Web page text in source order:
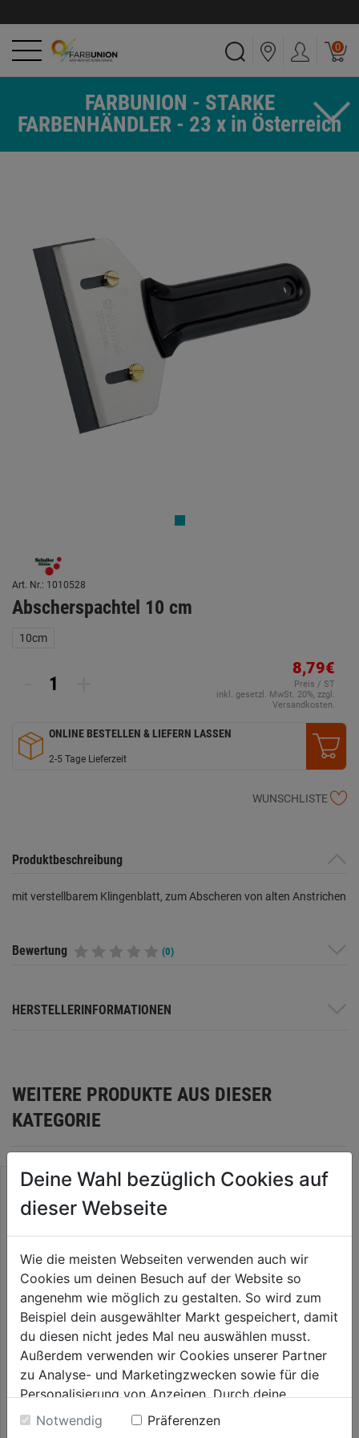
0
FARBUNION - STARKE
FARBENHÄNDLER - 23 x in Österreich
Art. Nr.: 1010528
Abscherspachtel 10 cm
10cm
8,79€
Preis / ST
inkl. gesetzl. MwSt. 20%, zzgl.
Versandkosten.
ONLINE BESTELLEN & LIEFERN LASSEN
2-5 Tage Lieferzeit
WUNSCHLISTE
Produktbeschreibung
mit verstellbarem Klingenblatt, zum Abscheren von alten Anstrichen
Bewertung (0)
HERSTELLERINFORMATIONEN
WEITERE PRODUKTE AUS DIESER
KATEGORIE
Wandspachtel (Rakel)
9,29€
Deine Wahl bezüglich Cookies auf
dieser Webseite
Wie die meisten Webseiten verwenden auch wir
Cookies um deinen Besuch auf der Website so
angenehm wie möglich zu gestalten. So wird zum
Beispiel dein ausgewählter Markt gespeichert, damit
du diesen nicht jedes Mal neu auswählen musst.
Außerdem verwenden wir Cookies unserer Partner
zu Analyse- und Marketingzwecken sowie für die
Personalisierung von Anzeigen. Durch deine
Einwilligung werden die Daten von Drittanbieter,
unter anderem auch in den USA, verarbeitet.
Notwendig
Präferenzen